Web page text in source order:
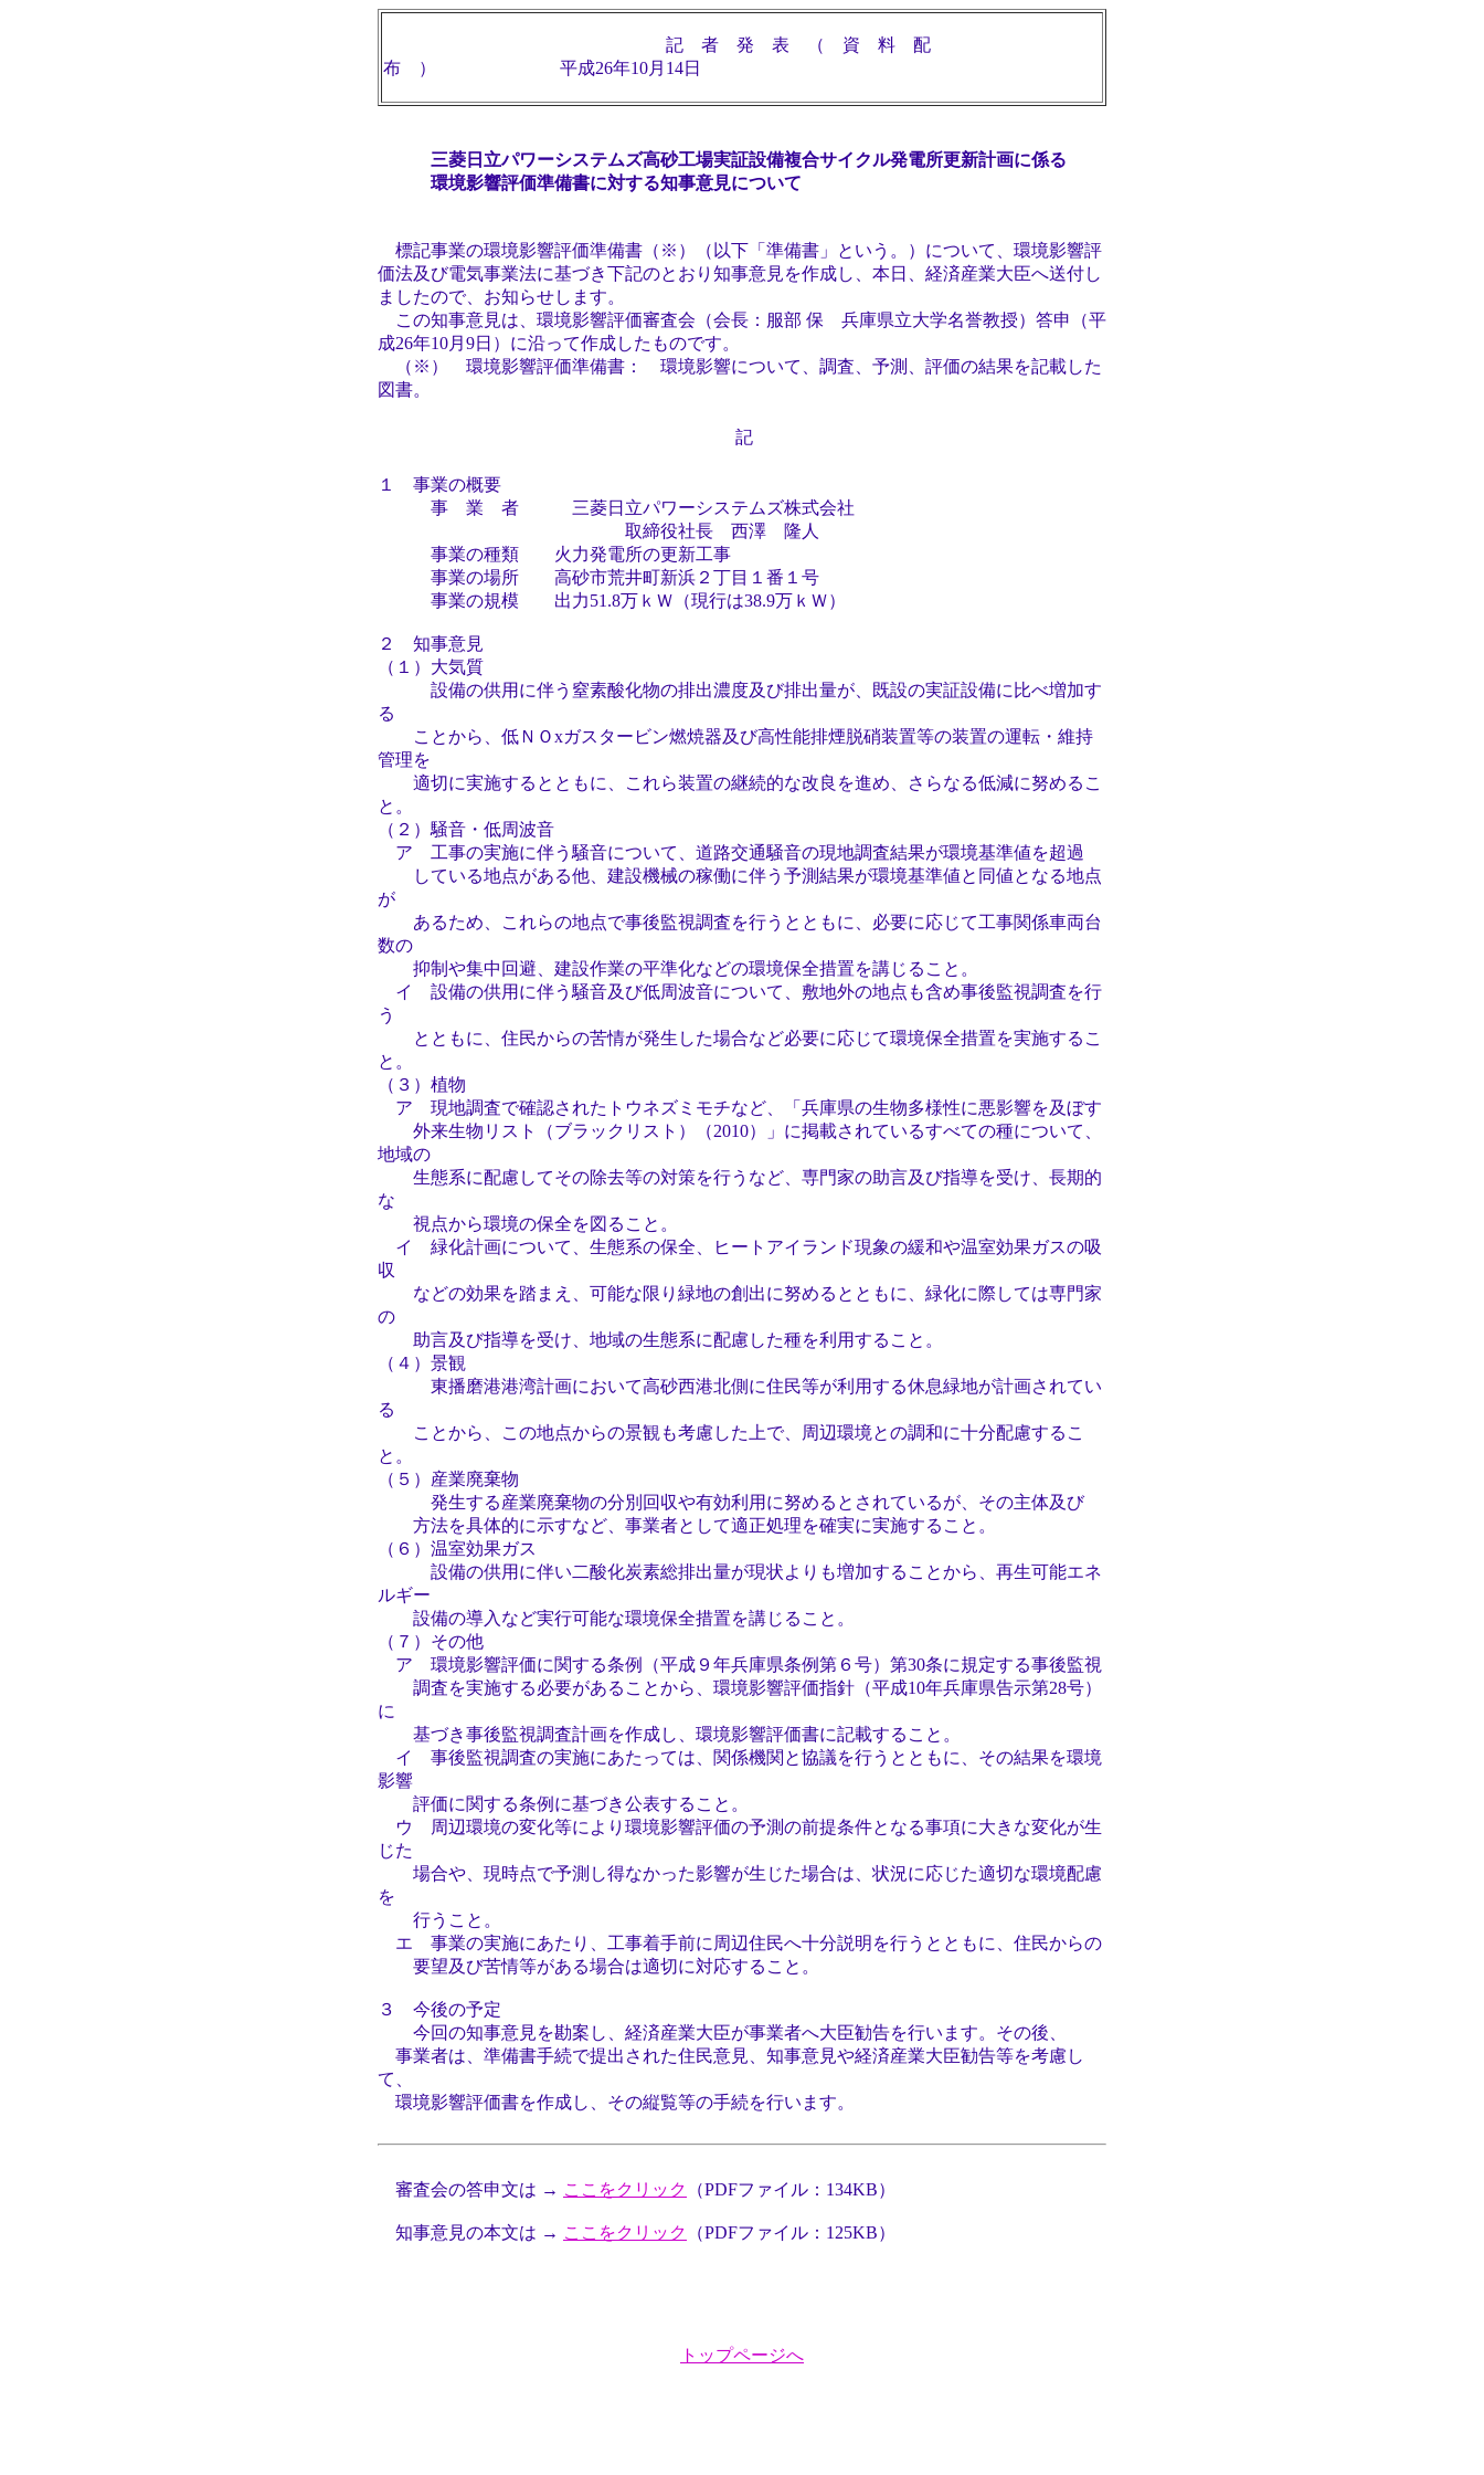
記 者 発 表 （ 資 料 配
布 ）
平成26年10月14日
三菱日立パワーシステムズ高砂工場実証設備複合サイクル発電所更新計画に係る
環境影響評価準備書に対する知事意見について
標記事業の環境影響評価準備書（※）（以下「準備書」という。）について、環境影響評
価法及び電気事業法に基づき下記のとおり知事意見を作成し、本日、経済産業大臣へ送付し
ましたので、お知らせします。
この知事意見は、環境影響評価審査会（会長：服部 保 兵庫県立大学名誉教授）答申（平
成26年10月9日）に沿って作成したものです。
（※） 環境影響評価準備書： 環境影響について、調査、予測、評価の結果を記載した
図書。
記
１ 事業の概要
事 業 者 三菱日立パワーシステムズ株式会社
取締役社長 西澤 隆人
事業の種類 火力発電所の更新工事
事業の場所 高砂市荒井町新浜２丁目１番１号
事業の規模 出力51.8万ｋＷ（現行は38.9万ｋＷ）
２ 知事意見
（１）大気質
設備の供用に伴う窒素酸化物の排出濃度及び排出量が、既設の実証設備に比べ増加す
る
ことから、低ＮＯxガスタービン燃焼器及び高性能排煙脱硝装置等の装置の運転・維持
管理を
適切に実施するとともに、これら装置の継続的な改良を進め、さらなる低減に努めるこ
と。
（２）騒音・低周波音
ア 工事の実施に伴う騒音について、道路交通騒音の現地調査結果が環境基準値を超過
している地点がある他、建設機械の稼働に伴う予測結果が環境基準値と同値となる地点
が
あるため、これらの地点で事後監視調査を行うとともに、必要に応じて工事関係車両台
数の
抑制や集中回避、建設作業の平準化などの環境保全措置を講じること。
イ 設備の供用に伴う騒音及び低周波音について、敷地外の地点も含め事後監視調査を行
う
とともに、住民からの苦情が発生した場合など必要に応じて環境保全措置を実施するこ
と。
（３）植物
ア 現地調査で確認されたトウネズミモチなど、「兵庫県の生物多様性に悪影響を及ぼす
外来生物リスト（ブラックリスト）（2010）」に掲載されているすべての種について、
地域の
生態系に配慮してその除去等の対策を行うなど、専門家の助言及び指導を受け、長期的
な
視点から環境の保全を図ること。
イ 緑化計画について、生態系の保全、ヒートアイランド現象の緩和や温室効果ガスの吸
収
などの効果を踏まえ、可能な限り緑地の創出に努めるとともに、緑化に際しては専門家
の
助言及び指導を受け、地域の生態系に配慮した種を利用すること。
（４）景観
東播磨港港湾計画において高砂西港北側に住民等が利用する休息緑地が計画されてい
る
ことから、この地点からの景観も考慮した上で、周辺環境との調和に十分配慮するこ
と。
（５）産業廃棄物
発生する産業廃棄物の分別回収や有効利用に努めるとされているが、その主体及び
方法を具体的に示すなど、事業者として適正処理を確実に実施すること。
（６）温室効果ガス
設備の供用に伴い二酸化炭素総排出量が現状よりも増加することから、再生可能エネ
ルギー
設備の導入など実行可能な環境保全措置を講じること。
（７）その他
ア 環境影響評価に関する条例（平成９年兵庫県条例第６号）第30条に規定する事後監視
調査を実施する必要があることから、環境影響評価指針（平成10年兵庫県告示第28号）
に
基づき事後監視調査計画を作成し、環境影響評価書に記載すること。
イ 事後監視調査の実施にあたっては、関係機関と協議を行うとともに、その結果を環境
影響
評価に関する条例に基づき公表すること。
ウ 周辺環境の変化等により環境影響評価の予測の前提条件となる事項に大きな変化が生
じた
場合や、現時点で予測し得なかった影響が生じた場合は、状況に応じた適切な環境配慮
を
行うこと。
エ 事業の実施にあたり、工事着手前に周辺住民へ十分説明を行うとともに、住民からの
要望及び苦情等がある場合は適切に対応すること。
３ 今後の予定
今回の知事意見を勘案し、経済産業大臣が事業者へ大臣勧告を行います。その後、
事業者は、準備書手続で提出された住民意見、知事意見や経済産業大臣勧告等を考慮し
て、
環境影響評価書を作成し、その縦覧等の手続を行います。
審査会の答申文は → ここをクリック （PDFファイル：134KB）
知事意見の本文は → ここをクリック （PDFファイル：125KB）
トップページへ